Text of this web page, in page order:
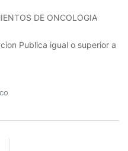
DE ONCOLOGIA
Publica igual o superior a